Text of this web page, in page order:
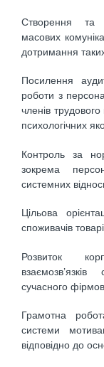
Створення та
масових
дотримання
Посилення
роботи з
членів
психологічних
Контроль за
зокрема
системних
Цільова
споживачів
Розвиток
сучасного
Грамотна
системи
відповідно до